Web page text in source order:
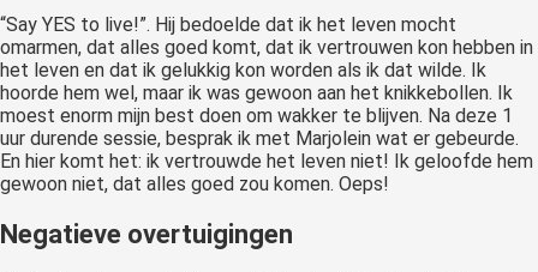
“Say YES to live!”. Hij bedoelde dat ik het leven mocht
omarmen, dat alles goed komt, dat ik vertrouwen kon hebben in
het leven en dat ik gelukkig kon worden als ik dat wilde. Ik
hoorde hem wel, maar ik was gewoon aan het knikkebollen. Ik
moest enorm mijn best doen om wakker te blijven. Na deze 1
uur durende sessie, besprak ik met Marjolein wat er gebeurde.
En hier komt het: ik vertrouwde het leven niet! Ik geloofde hem
gewoon niet, dat alles goed zou komen. Oeps!
Negatieve overtuigingen